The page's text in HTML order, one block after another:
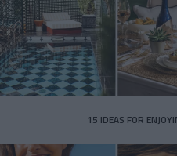
15 IDEAS FOR